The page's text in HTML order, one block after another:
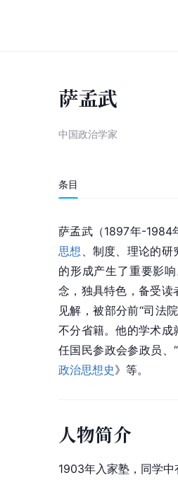
萨孟武
中国政治学家
条目
萨孟武（1897年-1984
思想 、制度、理论的
的形成产生了重要影
念，独具特色，备受读
见解，被部分前“司法
不分省籍。他的学术成
任国民参政会参政员、
政治思想史》等。
人物简介
1903年入家塾，同学